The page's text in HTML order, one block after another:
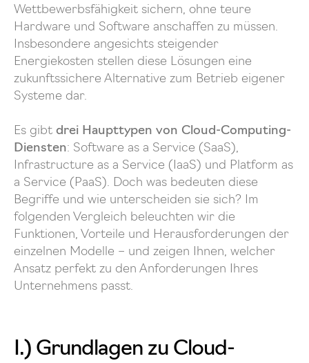
Wettbewerbsfähigkeit sichern, ohne teure
Hardware und Software anschaffen zu müssen.
Insbesondere angesichts steigender
Energiekosten stellen diese Lösungen eine
zukunftssichere Alternative zum Betrieb eigener
Systeme dar.
Es gibt drei Haupttypen von Cloud-Computing-
Diensten: Software as a Service (SaaS),
Infrastructure as a Service (IaaS) und Platform as
a Service (PaaS). Doch was bedeuten diese
Begriffe und wie unterscheiden sie sich? Im
folgenden Vergleich beleuchten wir die
Funktionen, Vorteile und Herausforderungen der
einzelnen Modelle – und zeigen Ihnen, welcher
Ansatz perfekt zu den Anforderungen Ihres
Unternehmens passt.
I.) Grundlagen zu Cloud-